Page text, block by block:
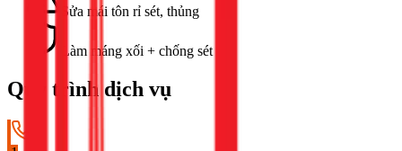
Sửa mái tôn rỉ sét, thủng
Làm máng xối + chống sét
Quy trình dịch vụ